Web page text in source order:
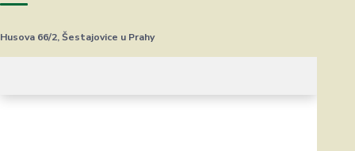
Husova 66/2, Šestajovice u Prahy